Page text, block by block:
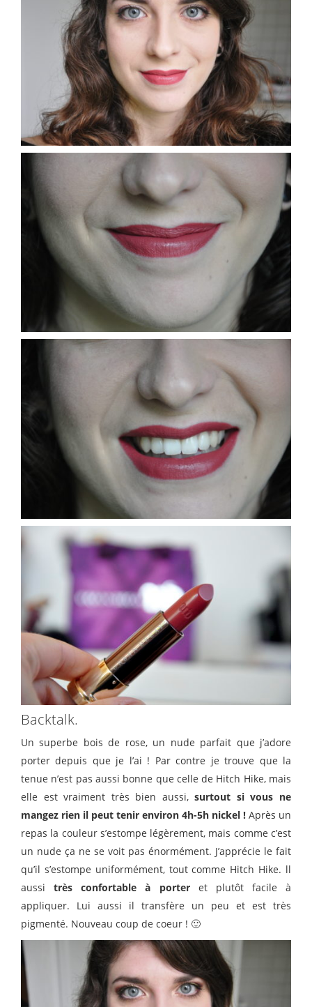
Backtalk.
Un superbe bois de rose, un nude parfait que j’adore
porter depuis que je l’ai ! Par contre je trouve que la
tenue n’est pas aussi bonne que celle de Hitch Hike, mais
elle est vraiment très bien aussi,surtout si vous ne
mangez rien il peut tenir environ 4h-5h nickel ! Après un
repas la couleur s’estompe légèrement, mais comme c’est
un nude ça ne se voit pas énormément. J’apprécie le fait
qu’il s’estompe uniformément, tout comme Hitch Hike. ll
aussitrès confortable à porteret plutôt facile à
appliquer. Lui aussi il transfère un peu et est très
pigmenté. Nouveau coup de coeur ! 🙂